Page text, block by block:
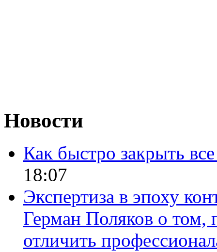
Новости
Как быстро закрыть
18:07
Экспертиза в эпоху
Герман Поляков о том,
отличить